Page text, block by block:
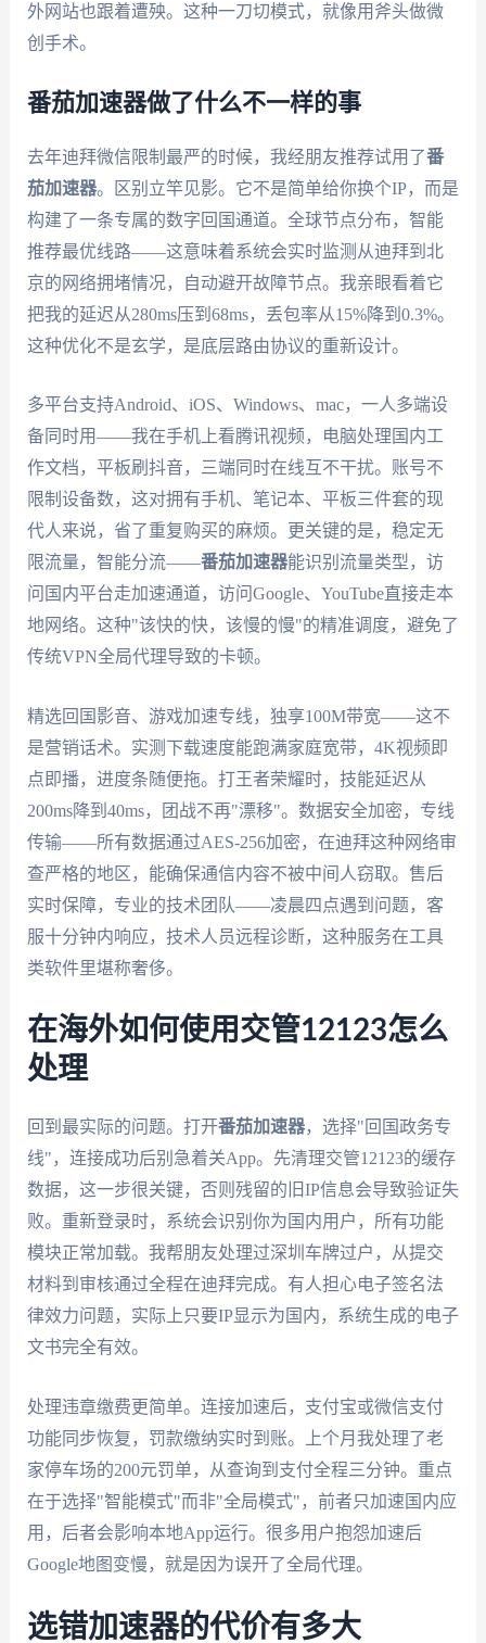
外网站也跟着遭殃。这种一刀切模式，就像用斧头做微
创手术。
番茄加速器做了什么不一样的事
去年迪拜微信限制最严的时候，我经朋友推荐试用了番
茄加速器。区别立竿见影。它不是简单给你换个IP，而是
构建了一条专属的数字回国通道。全球节点分布，智能
推荐最优线路——这意味着系统会实时监测从迪拜到北
京的网络拥堵情况，自动避开故障节点。我亲眼看着它
把我的延迟从280ms压到68ms，丢包率从15%降到0.3%。
这种优化不是玄学，是底层路由协议的重新设计。
多平台支持Android、iOS、Windows、mac，一人多端设
备同时用——我在手机上看腾讯视频，电脑处理国内工
作文档，平板刷抖音，三端同时在线互不干扰。账号不
限制设备数，这对拥有手机、笔记本、平板三件套的现
代人来说，省了重复购买的麻烦。更关键的是，稳定无
限流量，智能分流——番茄加速器能识别流量类型，访
问国内平台走加速通道，访问Google、YouTube直接走本
地网络。这种"该快的快，该慢的慢"的精准调度，避免了
传统VPN全局代理导致的卡顿。
精选回国影音、游戏加速专线，独享100M带宽——这不
是营销话术。实测下载速度能跑满家庭宽带，4K视频即
点即播，进度条随便拖。打王者荣耀时，技能延迟从
200ms降到40ms，团战不再"漂移"。数据安全加密，专线
传输——所有数据通过AES-256加密，在迪拜这种网络审
查严格的地区，能确保通信内容不被中间人窃取。售后
实时保障，专业的技术团队——凌晨四点遇到问题，客
服十分钟内响应，技术人员远程诊断，这种服务在工具
类软件里堪称奢侈。
在海外如何使用交管12123怎么
处理
回到最实际的问题。打开番茄加速器，选择"回国政务专
线"，连接成功后别急着关App。先清理交管12123的缓存
数据，这一步很关键，否则残留的旧IP信息会导致验证失
败。重新登录时，系统会识别你为国内用户，所有功能
模块正常加载。我帮朋友处理过深圳车牌过户，从提交
材料到审核通过全程在迪拜完成。有人担心电子签名法
律效力问题，实际上只要IP显示为国内，系统生成的电子
文书完全有效。
处理违章缴费更简单。连接加速后，支付宝或微信支付
功能同步恢复，罚款缴纳实时到账。上个月我处理了老
家停车场的200元罚单，从查询到支付全程三分钟。重点
在于选择"智能模式"而非"全局模式"，前者只加速国内应
用，后者会影响本地App运行。很多用户抱怨加速后
Google地图变慢，就是因为误开了全局代理。
选错加速器的代价有多大